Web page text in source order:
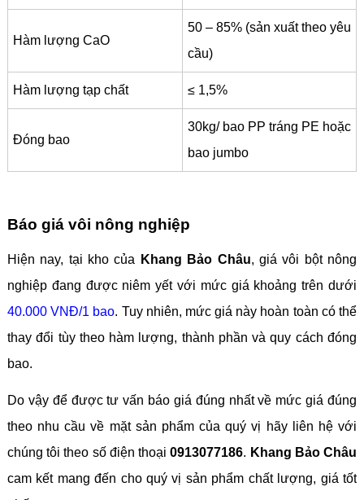
Hàm lượng CaO
50 – 85% (sản xuất theo yêu
cầu)
Hàm lượng tạp chất ≤ 1,5%
Đóng bao
30kg/ bao PP tráng PE hoặc
bao jumbo
Báo giá vôi nông nghiệp
Hiện nay, tại kho của Khang Bảo Châu, giá vôi bột nông
nghiệp đang được niêm yết với mức giá khoảng trên dưới
40.000 VNĐ/1 bao. Tuy nhiên, mức giá này hoàn toàn có thể
thay đổi tùy theo hàm lượng, thành phần và quy cách đóng
bao.
Do vậy để được tư vấn báo giá đúng nhất về mức giá đúng
theo nhu cầu về mặt sản phẩm của quý vị hãy liên hệ với
chúng tôi theo số điện thoại0913077186. Khang Bảo Châu
cam kết mang đến cho quý vị sản phẩm chất lượng, giá tốt